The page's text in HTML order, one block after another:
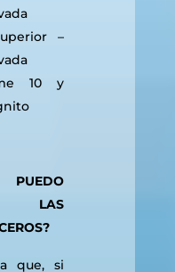
–
10 y
LAS
que, si